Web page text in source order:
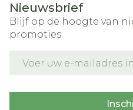
Nieuwsbrief
Blijf op de hoogte van
promoties